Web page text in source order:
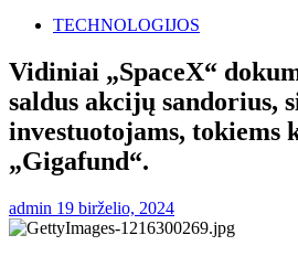
TECHNOLOGIJOS
Vidiniai „SpaceX“
saldus akcijų sandorius,
investuotojams, tokiems
„Gigafund“.
admin 19 birželio, 2024